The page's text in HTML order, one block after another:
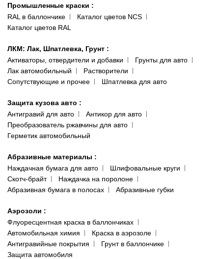
Промышленные краски :
RAL в баллончике
Каталог цветов NCS
Каталог цветов RAL
ЛКМ: Лак, Шпатлевка, Грунт :
Активаторы, отвердители и добавки
Грунты для авто
Лак автомобильный
Растворители
Сопутствующие и прочее
Шпатлевка для авто
Защита кузова авто :
Антигравий для авто
Антикор для авто
Преобразователь ржавчины для авто
Герметик автомобильный
Абразивные материалы :
Наждачная бумага для авто
Шлифовальные круги
Скотч-брайт
Наждачка на поролоне
Абразивная бумага в полосах
Абразивные губки
Аэрозоли :
Флуоресцентная краска в баллончиках
Автомобильная химия
Краска в аэрозоле
Антигравийные покрытия
Грунт в баллончике
Защита автомобиля